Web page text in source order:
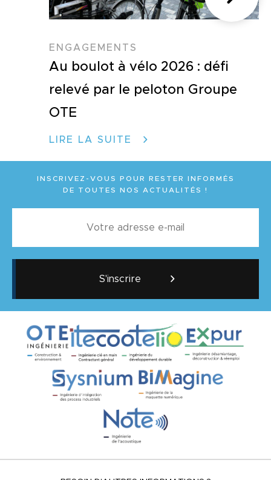
ENGAGEMENTS
Au boulot à vélo 2026 : défi
relevé par le peloton Groupe
OTE
LIRE LA SUITE
INSCRIVEZ-VOUS POUR RESTER INFORMÉS
DE TOUTES NOS ACTUALITÉS !
S'inscrire